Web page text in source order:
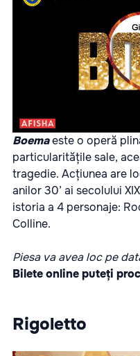
Boemaeste o operă
particularitățile sale,
tragedie. Acțiunea are
anilor 30’ ai secolului
istoria a 4 personaje:
Colline.
Piesa va avea loc pe
Bilete online puteți
Rigoletto